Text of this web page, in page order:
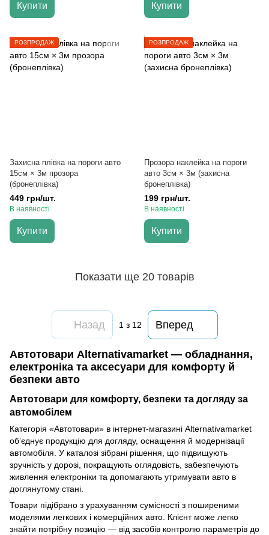
Купити Купити
РОЗПРОДАЖ
Захисна плівка на пороги авто
15см × 3м прозора
(бронеплівка)
449 грн/шт.
В наявності
Купити
РОЗПРОДАЖ
Прозора наклейка на пороги
авто 3см × 3м (захисна
бронеплівка)
199 грн/шт.
В наявності
Купити
Показати ще 20 товарів
Назад 1 з 12 Вперед
Автотовари Alternativamarket — обладнання,
електроніка та аксесуари для комфорту й
безпеки авто
Автотовари для комфорту, безпеки та догляду за
автомобілем
Категорія «Автотовари» в інтернет-магазині Alternativamarket
об’єднує продукцію для догляду, оснащення й модернізації
автомобіля. У каталозі зібрані рішення, що підвищують
зручність у дорозі, покращують оглядовість, забезпечують
живлення електроніки та допомагають утримувати авто в
доглянутому стані.
Товари підібрано з урахуванням сумісності з поширеними
моделями легкових і комерційних авто. Клієнт може легко
знайти потрібну позицію — від засобів контролю параметрів до